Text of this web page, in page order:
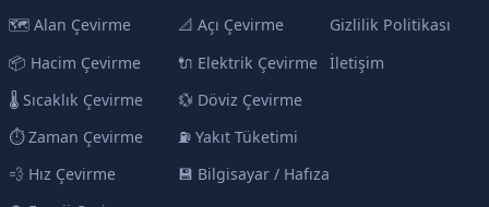
🗺️ Alan Çevirme
📦 Hacim Çevirme
🌡️ Sıcaklık Çevirme
⏱️ Zaman Çevirme
💨 Hız Çevirme
📐 Açı Çevirme
🔌 Elektrik Çevirme
💱 Döviz Çevirme
⛽ Yakıt Tüketimi
💾 Bilgisayar / Hafıza
Gizlilik Politikası
İletişim